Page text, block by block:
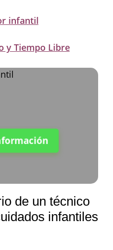
infantil
y Tiempo Libre
de un técnico
infantiles